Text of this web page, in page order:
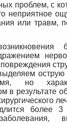
проблем, с
неприятное
или травм,
острую
но
в результате
более